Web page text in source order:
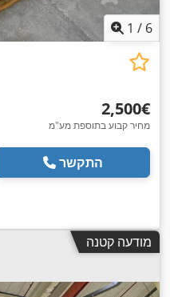
1 / 6
‏2,500 ‏€
מחיר קבוע בתוספת מע"מ
התקשר
מודעה קטנה